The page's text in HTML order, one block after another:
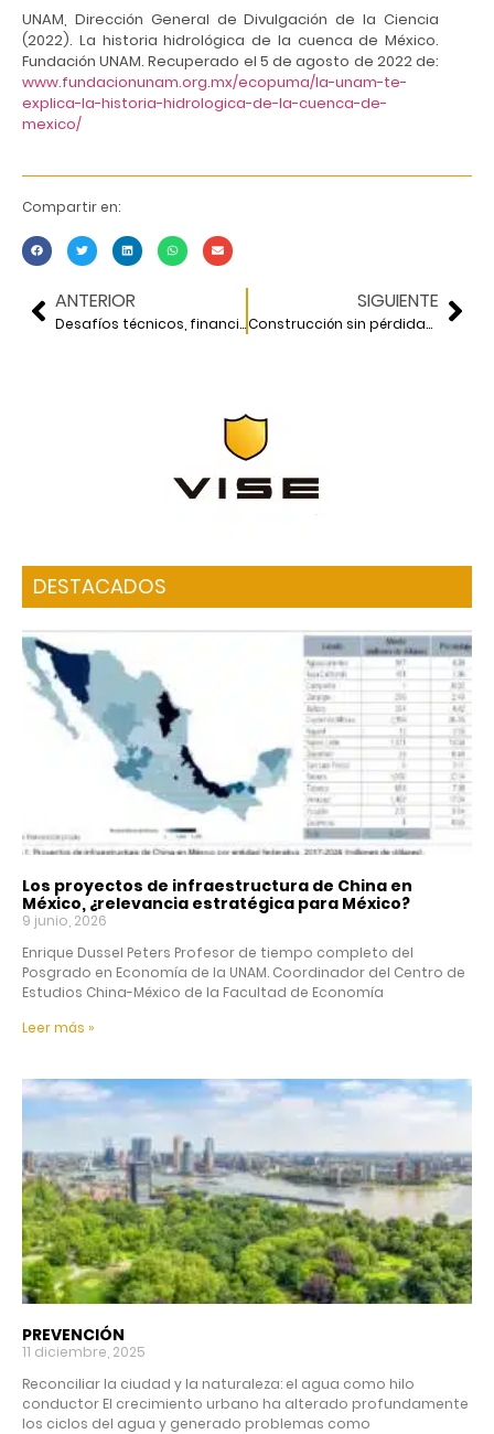
UNAM, Dirección General de Divulgación de la Ciencia
(2022). La historia hidrológica de la cuenca de México.
Fundación UNAM. Recuperado el 5 de agosto de 2022 de:
www.fundacionunam.org.mx/ecopuma/la-unam-te-
explica-la-historia-hidrologica-de-la-cuenca-de-
mexico/
Compartir en:
ANTERIOR
Desafíos técnicos, financieros, de gobernanza y gestión en el sector hídrico
SIGUIENTE
Construcción sin pérdidas para el crecimiento de la industria de la construcción
DESTACADOS
Los proyectos de infraestructura de China en
México, ¿relevancia estratégica para México?
9 junio, 2026
Enrique Dussel Peters Profesor de tiempo completo del
Posgrado en Economía de la UNAM. Coordinador del Centro de
Estudios China-México de la Facultad de Economía
Leer más »
PREVENCIÓN
11 diciembre, 2025
Reconciliar la ciudad y la naturaleza: el agua como hilo
conductor El crecimiento urbano ha alterado profundamente
los ciclos del agua y generado problemas como